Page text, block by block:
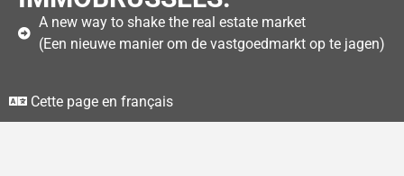
A new way to shake the real estate market
(Een nieuwe manier om de vastgoedmarkt op te jagen)
Cette page en français